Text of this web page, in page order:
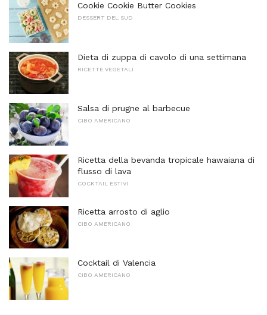
Cookie Cookie Butter Cookies
DESSERT DEL SUD
Dieta di zuppa di cavolo di una settimana
RICETTE VEGETALI
Salsa di prugne al barbecue
CIBO AMERICANO
Ricetta della bevanda tropicale hawaiana di
flusso di lava
COCKTAIL ESTIVI
Ricetta arrosto di aglio
CIBO AMERICANO
Cocktail di Valencia
CIBO AMERICANO